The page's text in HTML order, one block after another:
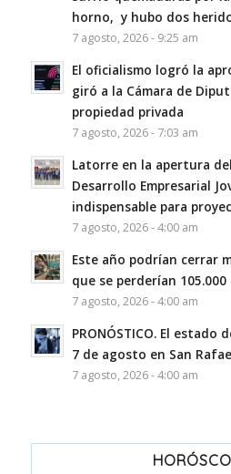
horno, y hubo dos
7 agosto, 2026 - 9:25 am
El oficialismo logró la
giró a la Cámara de
propiedad privada
7 agosto, 2026 - 7:03 am
Latorre en la apertura
Desarrollo Empresarial
indispensable para
7 agosto, 2026 - 4:00 am
Este año podrían cerrar
que se perderían
7 agosto, 2026 - 4:00 am
PRONÓSTICO. El
7 de agosto en San
7 agosto, 2026 - 4:00 am